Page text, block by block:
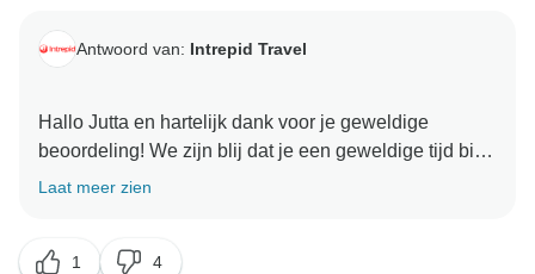
Antwoord van: Intrepid Travel
Hallo Jutta en hartelijk dank voor je geweldige
beoordeling! We zijn blij dat je een geweldige tijd bij
ons hebt gehad en hopen je snel weer terug te zien op
Laat meer zien
1 4